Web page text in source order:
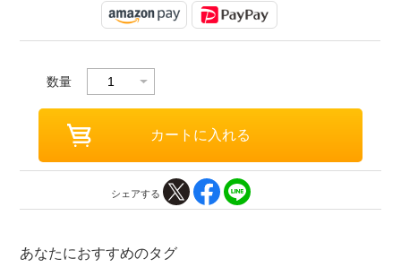
数量
シェアする
あなたにおすすめのタグ